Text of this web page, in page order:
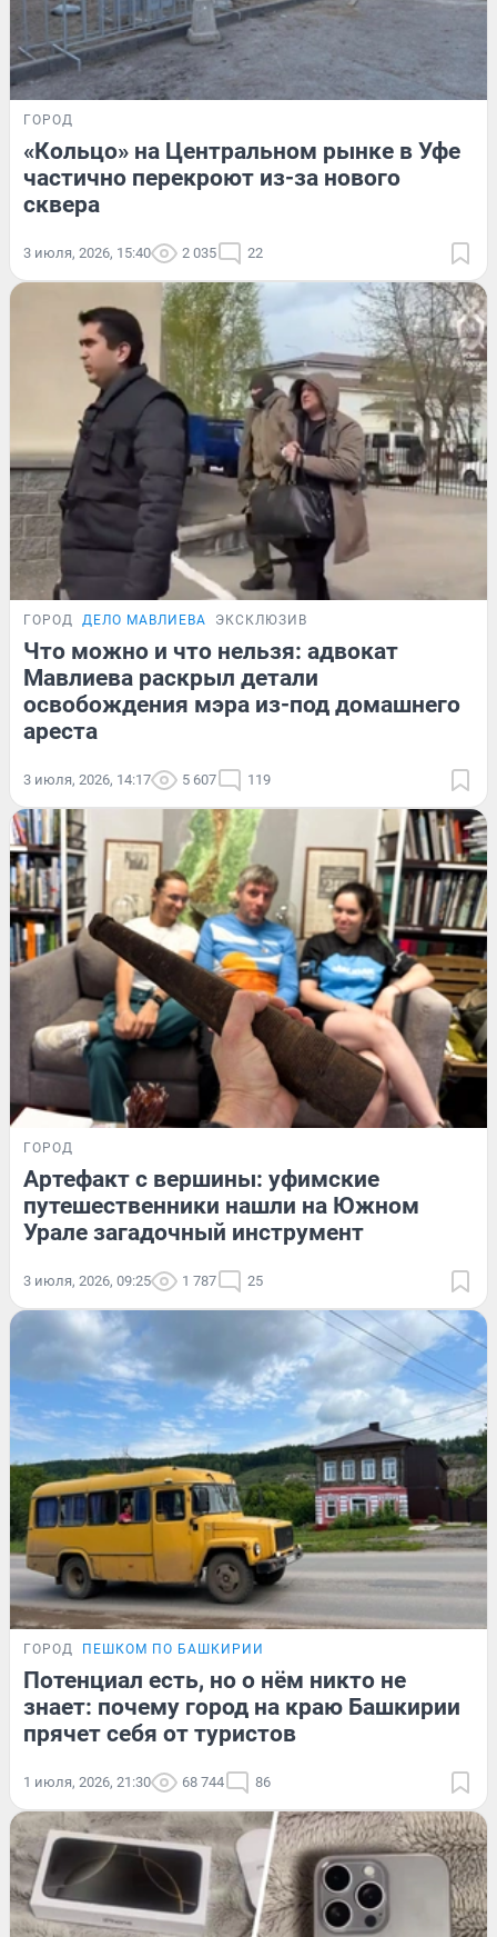
ГОРОД
«Кольцо» на Центральном рынке в Уфе
частично перекроют из-за нового
сквера
3 июля, 2026, 15:40 2 035 22
ГОРОД ДЕЛО МАВЛИЕВА ЭКСКЛЮЗИВ
Что можно и что нельзя: адвокат
Мавлиева раскрыл детали
освобождения мэра из-под домашнего
ареста
3 июля, 2026, 14:17 5 607 119
ГОРОД
Артефакт с вершины: уфимские
путешественники нашли на Южном
Урале загадочный инструмент
3 июля, 2026, 09:25 1 787 25
ГОРОД ПЕШКОМ ПО БАШКИРИИ
Потенциал есть, но о нём никто не
знает: почему город на краю Башкирии
прячет себя от туристов
1 июля, 2026, 21:30 68 744 86